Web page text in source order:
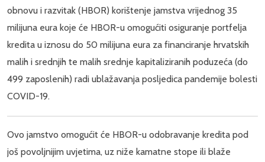
obnovu i razvitak (HBOR) korištenje jamstva vrijednog 35
milijuna eura koje će HBOR-u omogućiti osiguranje portfelja
kredita u iznosu do 50 milijuna eura za financiranje hrvatskih
malih i srednjih te malih srednje kapitaliziranih poduzeća (do
499 zaposlenih) radi ublažavanja posljedica pandemije bolesti
COVID-19.
Ovo jamstvo omogućit će HBOR-u odobravanje kredita pod
još povoljnijim uvjetima, uz niže kamatne stope ili blaže